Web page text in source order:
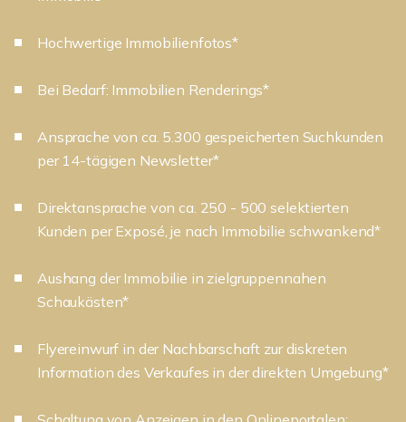
Hochwertige Immobilienfotos*
Bei Bedarf: Immobilien Renderings*
Ansprache von ca. 5.300 gespeicherten Suchkunden
per 14-tägigen Newsletter*
Direktansprache von ca. 250 - 500 selektierten
Kunden per Exposé, je nach Immobilie schwankend*
Aushang der Immobilie in zielgruppennahen
Schaukästen*
Flyereinwurf in der Nachbarschaft zur diskreten
Information des Verkaufes in der direkten Umgebung*